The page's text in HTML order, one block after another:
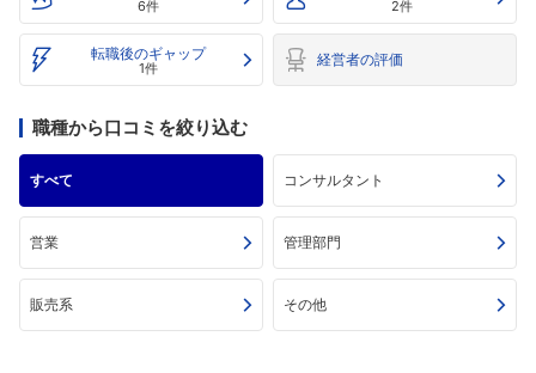
6件 2件
転職後のギャップ
1件 経営者の評価
職種から口コミを絞り込む
すべて コンサルタント
営業 管理部門
販売系 その他